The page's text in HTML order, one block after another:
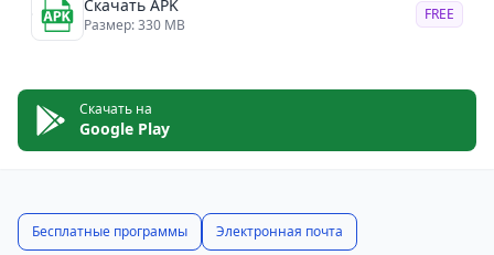
Приложение обеспечивает безопасность вашей
Кроме того, есть возможность настроить
двухфакторную аутентификацию для
дополнительной защиты вашего аккаунта.
Удобный и простой интерфейс
Поддержка нескольких почтовых ящиков
Скачать APK
Размер: 330 MB
FREE
Скачать на
Google Play
Бесплатные программы Электронная почта